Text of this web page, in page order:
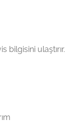
bilgisini ulaştırır.